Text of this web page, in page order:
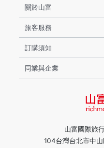
山富國際旅
104台灣台北市中
關於山富
旅客服務
訂購須知
同業與企業